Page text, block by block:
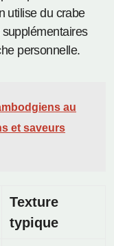
utilise du crabe
personnelle.
au
et saveurs
Texture
typique